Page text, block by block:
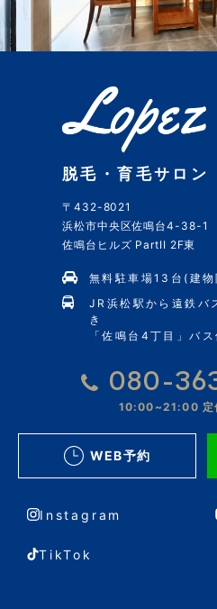
脱毛・育毛サロン
〒432-8021
浜松市中央区佐鳴台4-38-1
佐鳴台ヒルズ PartII 2F東
無料駐車場13台(建
JR浜松駅から遠鉄バ
き
「佐鳴台4丁目」バ
080-
10:00~21:00
WEB予約
Instagram
TikTok